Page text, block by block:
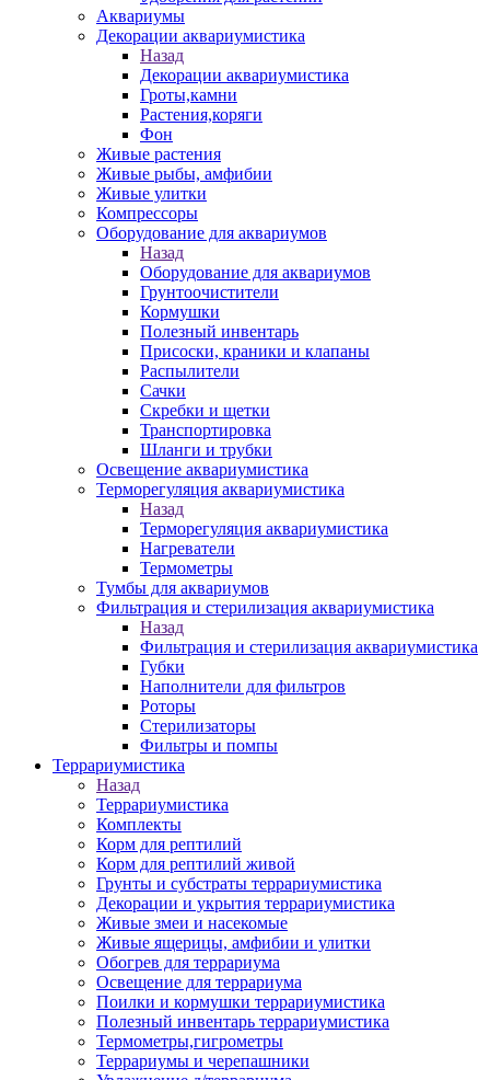
Аквариумы
Декорации аквариумистика
Назад
Декорации аквариумистика
Гроты,камни
Растения,коряги
Фон
Живые растения
Живые рыбы, амфибии
Живые улитки
Компрессоры
Оборудование для аквариумов
Назад
Оборудование для аквариумов
Грунтоочистители
Кормушки
Полезный инвентарь
Присоски, краники и клапаны
Распылители
Сачки
Скребки и щетки
Транспортировка
Шланги и трубки
Освещение аквариумистика
Терморегуляция аквариумистика
Назад
Терморегуляция аквариумистика
Нагреватели
Термометры
Тумбы для аквариумов
Фильтрация и стерилизация аквариумистика
Назад
Фильтрация и стерилизация аквариумистика
Губки
Наполнители для фильтров
Роторы
Стерилизаторы
Фильтры и помпы
Террариумистика
Назад
Террариумистика
Комплекты
Корм для рептилий
Корм для рептилий живой
Грунты и субстраты террариумистика
Декорации и укрытия террариумистика
Живые змеи и насекомые
Живые ящерицы, амфибии и улитки
Обогрев для террариума
Освещение для террариума
Поилки и кормушки террариумистика
Полезный инвентарь террариумистика
Термометры,гигрометры
Террариумы и черепашники